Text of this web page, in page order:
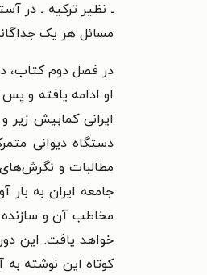
ـ نظیر ترکیه ـ در
مسائل هر یک
در فصل دوم کتاب،
او ادامه یافته و
ایرانی کمابیش
دستگاه دیوانی
مطالبات و
جامعه ایران به
مخاطب آن و سازنده
خواهد یافت. این
کوتاه این نوشته